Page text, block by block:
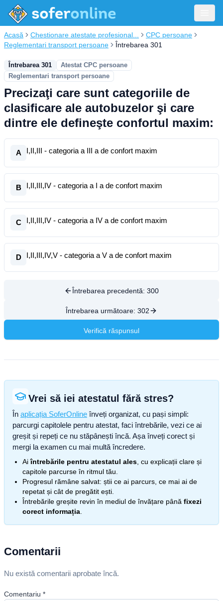
Acasă Chestionare atestate profesional...
CPC persoane
Reglementari transport persoane
Întrebarea 301
Întrebarea 301
Atestat CPC persoane
Reglementari transport persoane
Precizaţi care sunt categoriile de
clasificare ale autobuzelor şi care
dintre ele defineşte confortul maxim:
A I,II,III - categoria a III a de confort maxim
B I,II,III,IV - categoria a I a de confort maxim
C I,II,III,IV - categoria a IV a de confort maxim
D I,II,III,IV,V - categoria a V a de confort maxim
Întrebarea precedentă: 300
Întrebarea următoare: 302
Verifică răspunsul
Vrei să iei atestatul fără stres?
În aplicația SoferOnline înveți organizat, cu pași simpli:
parcurgi capitolele pentru atestat, faci întrebările, vezi ce ai
greșit și repeți ce nu stăpânești încă. Așa înveți corect și
mergi la examen cu mai multă încredere.
Aiîntrebările pentru atestatul ales , cu explicații clare și
capitole parcurse în ritmul tău.
Progresul rămâne salvat: știi ce ai parcurs, ce mai ai de
repetat și cât de pregătit ești.
Întrebările greșite revin în mediul de învățare până fixezi
corect informația
Comentarii
Nu există comentarii aprobate încă.
Comentariu *